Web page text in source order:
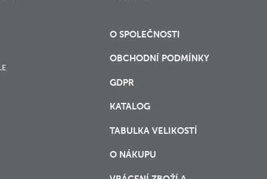
O SPOLEČNOSTI
OBCHODNÍ PODMÍNKY
GDPR
KATALOG
TABULKA VELIKOSTÍ
O NÁKUPU